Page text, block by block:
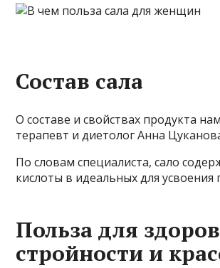
Состав сала
О составе и свойствах продукта
терапевт и диетолог Анна
По словам специалиста, сало
кислоты в идеальных для усвоения
Польза для
стройности и